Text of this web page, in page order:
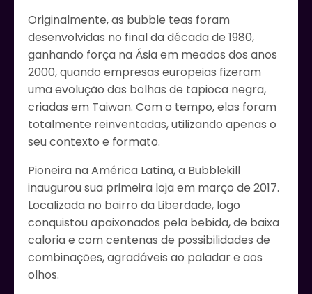
Originalmente, as bubble teas foram
desenvolvidas no final da década de 1980,
ganhando força na Ásia em meados dos anos
2000, quando empresas europeias fizeram
uma evolução das bolhas de tapioca negra,
criadas em Taiwan. Com o tempo, elas foram
totalmente reinventadas, utilizando apenas o
seu contexto e formato.
Pioneira na América Latina, a Bubblekill
inaugurou sua primeira loja em março de 2017.
Localizada no bairro da Liberdade, logo
conquistou apaixonados pela bebida, de baixa
caloria e com centenas de possibilidades de
combinações, agradáveis ao paladar e aos
olhos.